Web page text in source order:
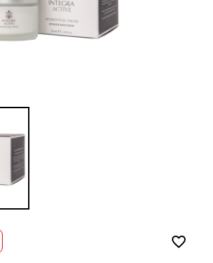
favorite_border